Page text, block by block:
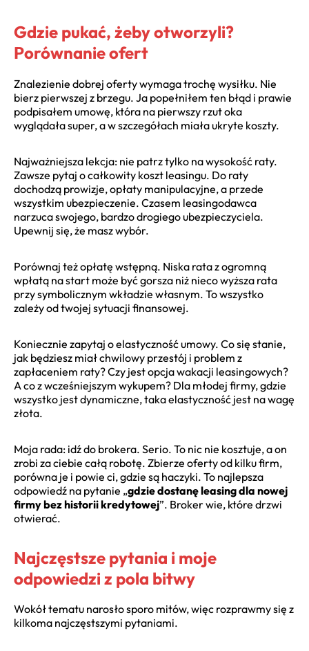
Gdzie pukać, żeby otworzyli?
Porównanie ofert
Znalezienie dobrej oferty wymaga trochę wysiłku. Nie
bierz pierwszej z brzegu. Ja popełniłem ten błąd i prawie
podpisałem umowę, która na pierwszy rzut oka
wyglądała super, a w szczegółach miała ukryte koszty.
Najważniejsza lekcja: nie patrz tylko na wysokość raty.
Zawsze pytaj o całkowity koszt leasingu. Do raty
dochodzą prowizje, opłaty manipulacyjne, a przede
wszystkim ubezpieczenie. Czasem leasingodawca
narzuca swojego, bardzo drogiego ubezpieczyciela.
Upewnij się, że masz wybór.
Porównaj też opłatę wstępną. Niska rata z ogromną
wpłatą na start może być gorsza niż nieco wyższa rata
przy symbolicznym wkładzie własnym. To wszystko
zależy od twojej sytuacji finansowej.
Koniecznie zapytaj o elastyczność umowy. Co się stanie,
jak będziesz miał chwilowy przestój i problem z
zapłaceniem raty? Czy jest opcja wakacji leasingowych?
A co z wcześniejszym wykupem? Dla młodej firmy, gdzie
wszystko jest dynamiczne, taka elastyczność jest na wagę
złota.
Moja rada: idź do brokera. Serio. To nic nie kosztuje, a on
zrobi za ciebie całą robotę. Zbierze oferty od kilku firm,
porówna je i powie ci, gdzie są haczyki. To najlepsza
odpowiedź na pytanie „gdzie dostanę leasing dla nowej
firmy bez historii kredytowej”. Broker wie, które drzwi
otwierać.
Najczęstsze pytania i moje
odpowiedzi z pola bitwy
Wokół tematu narosło sporo mitów, więc rozprawmy się z
kilkoma najczęstszymi pytaniami.